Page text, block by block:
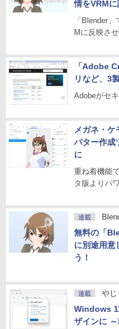
情をVRM
「Blender
Mに反映さ
「Adobe
リなど、3
Adobeがセ
メガネ・
バター作成
に
重ね着機能
タ版よりパ
連載
無料の「
に別途用意
う！
連載 やじ
Windows
ザインに